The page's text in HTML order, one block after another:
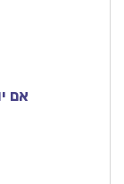
אם